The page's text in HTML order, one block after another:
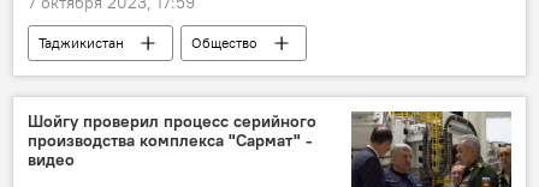
Таджикистан
Общество
Образование
вузы Беларусь
Шойгу проверил процесс серийного
производства комплекса "Сармат" -
видео